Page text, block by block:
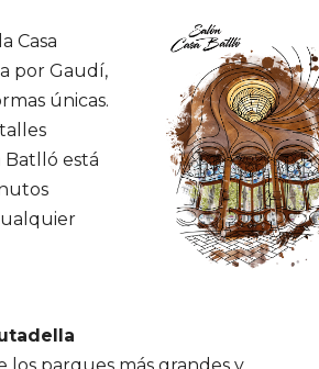
Casa
por Gaudí,
únicas.
Batlló está